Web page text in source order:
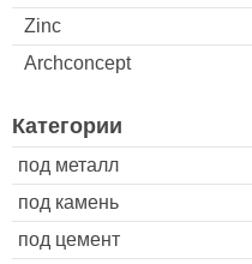
Zinc
Archconcept
Категории
под металл
под камень
под цемент